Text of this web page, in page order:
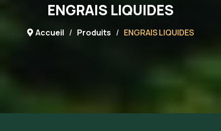
ENGRAIS LIQUIDES
Accueil Produits ENGRAIS LIQUIDES